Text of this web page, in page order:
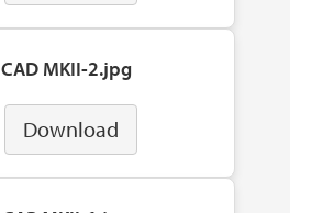
CAD MKII-2.jpg
Download